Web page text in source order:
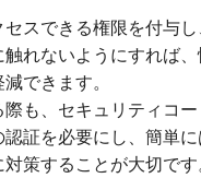
セスできる権限を付与
れないようにすれば
できます。
も、セキュリティコ
証を必要にし、簡単
策することが大切です